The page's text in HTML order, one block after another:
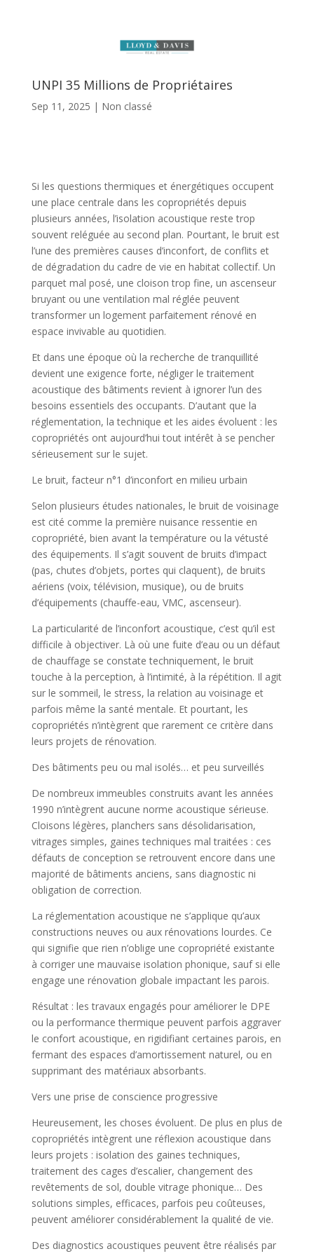
UNPI 35 Millions de Propriétaires
Sep 11, 2025 | Non classé
Si les questions thermiques et énergétiques occupent
une place centrale dans les copropriétés depuis
plusieurs années, l’isolation acoustique reste trop
souvent reléguée au second plan. Pourtant, le bruit est
l’une des premières causes d’inconfort, de conflits et
de dégradation du cadre de vie en habitat collectif. Un
parquet mal posé, une cloison trop fine, un ascenseur
bruyant ou une ventilation mal réglée peuvent
transformer un logement parfaitement rénové en
espace invivable au quotidien.
Et dans une époque où la recherche de tranquillité
devient une exigence forte, négliger le traitement
acoustique des bâtiments revient à ignorer l’un des
besoins essentiels des occupants. D’autant que la
réglementation, la technique et les aides évoluent : les
copropriétés ont aujourd’hui tout intérêt à se pencher
sérieusement sur le sujet.
Le bruit, facteur n°1 d’inconfort en milieu urbain
Selon plusieurs études nationales, le bruit de voisinage
est cité comme la première nuisance ressentie en
copropriété, bien avant la température ou la vétusté
des équipements. Il s’agit souvent de bruits d’impact
(pas, chutes d’objets, portes qui claquent), de bruits
aériens (voix, télévision, musique), ou de bruits
d’équipements (chauffe-eau, VMC, ascenseur).
La particularité de l’inconfort acoustique, c’est qu’il est
difficile à objectiver. Là où une fuite d’eau ou un défaut
de chauffage se constate techniquement, le bruit
touche à la perception, à l’intimité, à la répétition. Il agit
sur le sommeil, le stress, la relation au voisinage et
parfois même la santé mentale. Et pourtant, les
copropriétés n’intègrent que rarement ce critère dans
leurs projets de rénovation.
Des bâtiments peu ou mal isolés… et peu surveillés
De nombreux immeubles construits avant les années
1990 n’intègrent aucune norme acoustique sérieuse.
Cloisons légères, planchers sans désolidarisation,
vitrages simples, gaines techniques mal traitées : ces
défauts de conception se retrouvent encore dans une
majorité de bâtiments anciens, sans diagnostic ni
obligation de correction.
La réglementation acoustique ne s’applique qu’aux
constructions neuves ou aux rénovations lourdes. Ce
qui signifie que rien n’oblige une copropriété existante
à corriger une mauvaise isolation phonique, sauf si elle
engage une rénovation globale impactant les parois.
Résultat : les travaux engagés pour améliorer le DPE
ou la performance thermique peuvent parfois aggraver
le confort acoustique, en rigidifiant certaines parois, en
fermant des espaces d’amortissement naturel, ou en
supprimant des matériaux absorbants.
Vers une prise de conscience progressive
Heureusement, les choses évoluent. De plus en plus de
copropriétés intègrent une réflexion acoustique dans
leurs projets : isolation des gaines techniques,
traitement des cages d’escalier, changement des
revêtements de sol, double vitrage phonique… Des
solutions simples, efficaces, parfois peu coûteuses,
peuvent améliorer considérablement la qualité de vie.
Des diagnostics acoustiques peuvent être réalisés par